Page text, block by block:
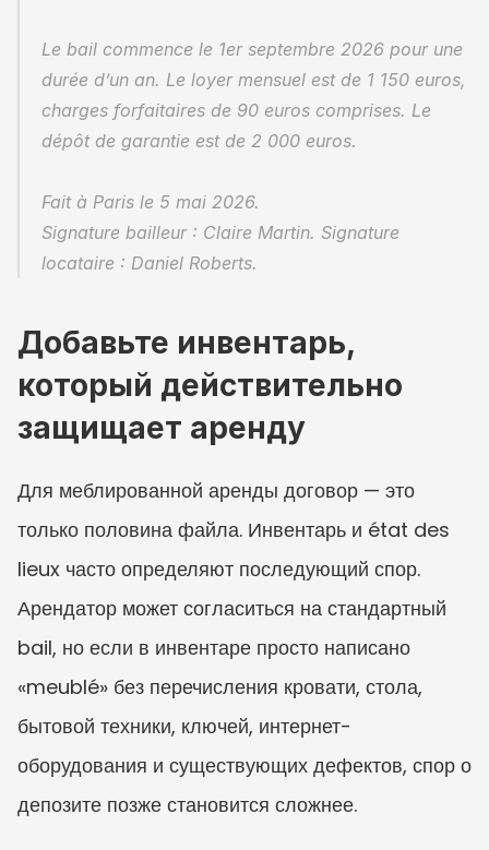
Le bail commence le 1er septembre 2026 pour une
durée d’un an. Le loyer mensuel est de 1 150 euros,
charges forfaitaires de 90 euros comprises. Le
dépôt de garantie est de 2 000 euros.
Fait à Paris le 5 mai 2026.
Signature bailleur : Claire Martin. Signature
locataire : Daniel Roberts.
Добавьте инвентарь,
который действительно
защищает аренду
Для меблированной аренды договор — это
только половина файла. Инвентарь и état des
lieux часто определяют последующий спор.
Арендатор может согласиться на стандартный
bail, но если в инвентаре просто написано
«meublé» без перечисления кровати, стола,
бытовой техники, ключей, интернет-
оборудования и существующих дефектов, спор о
депозите позже становится сложнее.